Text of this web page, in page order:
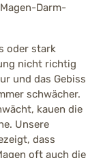
Darm-
oder stark
nicht richtig
und das Gebiss
schwächer.
kauen die
Unsere
dass
oft auch die